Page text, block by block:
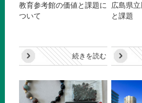
教育参考館の価値と課題に
ついて
続きを読む
広島県
と課題